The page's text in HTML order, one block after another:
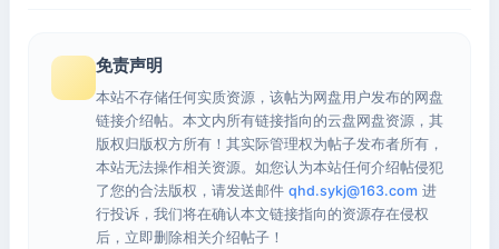
免责声明
本站不存储任何实质资源，该帖为网盘用户发布的网盘
链接介绍帖。本文内所有链接指向的云盘网盘资源，其
版权归版权方所有！其实际管理权为帖子发布者所有，
本站无法操作相关资源。如您认为本站任何介绍帖侵犯
了您的合法版权，请发送邮件 qhd.sykj@163.com 进
行投诉，我们将在确认本文链接指向的资源存在侵权
后，立即删除相关介绍帖子！